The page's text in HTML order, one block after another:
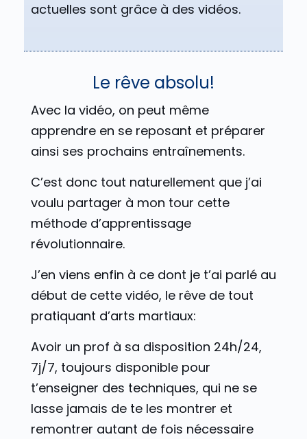
actuelles sont grâce à des vidéos.
Le rêve absolu!
Avec la vidéo, on peut même
apprendre en se reposant et préparer
ainsi ses prochains entraînements.
C’est donc tout naturellement que j’ai
voulu partager à mon tour cette
méthode d’apprentissage
révolutionnaire.
J’en viens enfin à ce dont je t’ai parlé au
début de cette vidéo, le rêve de tout
pratiquant d’arts martiaux:
Avoir un prof à sa disposition 24h/24,
7j/7, toujours disponible pour
t’enseigner des techniques, qui ne se
lasse jamais de te les montrer et
remontrer autant de fois nécessaire